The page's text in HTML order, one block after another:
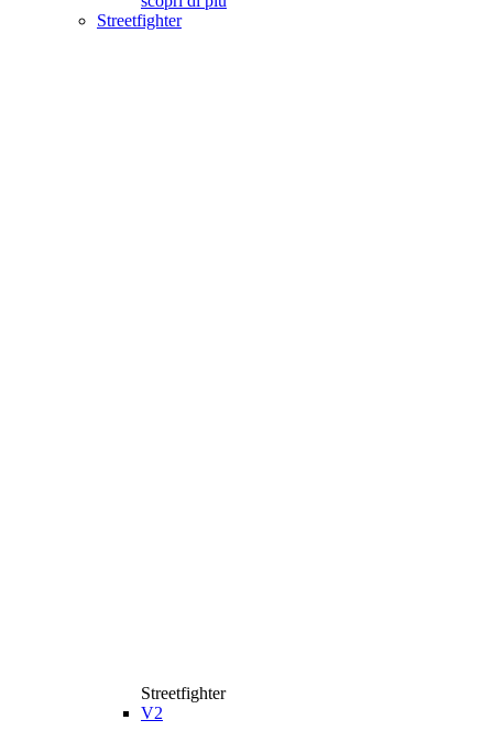
Streetfighter
Streetfighter
V2